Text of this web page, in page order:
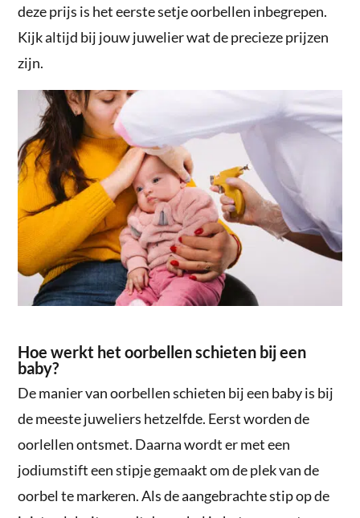
deze prijs is het eerste setje oorbellen inbegrepen.
Kijk altijd bij jouw juwelier wat de precieze prijzen
zijn.
Hoe werkt het oorbellen schieten bij een
baby?
De manier van oorbellen schieten bij een baby is bij
de meeste juweliers hetzelfde. Eerst worden de
oorlellen ontsmet. Daarna wordt er met een
jodiumstift een stipje gemaakt om de plek van de
oorbel te markeren. Als de aangebrachte stip op de